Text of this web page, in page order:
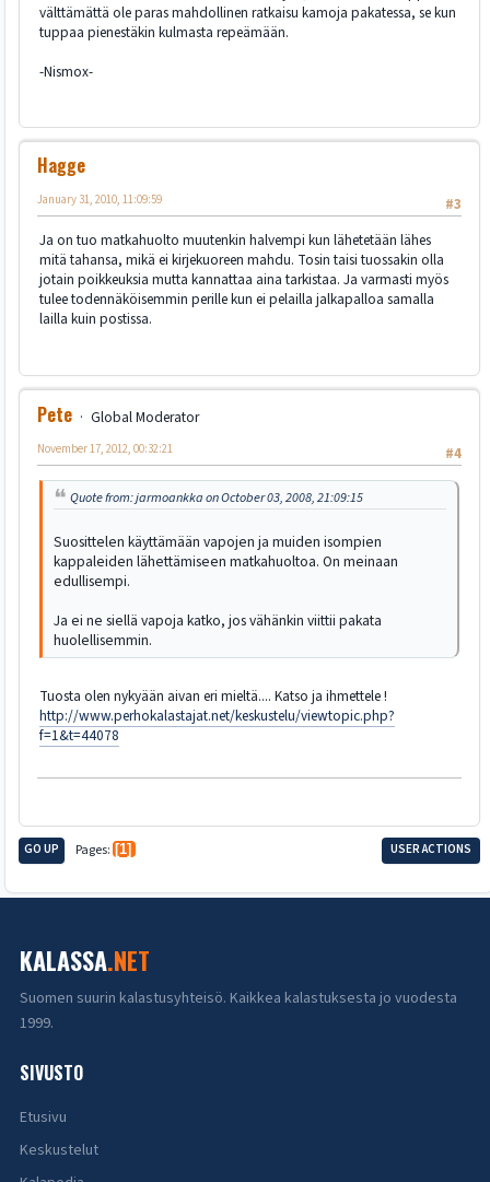
välttämättä ole paras mahdollinen ratkaisu kamoja pakatessa, se kun
tuppaa pienestäkin kulmasta repeämään.
-Nismox-
Hagge
#3
January 31, 2010, 11:09:59
Ja on tuo matkahuolto muutenkin halvempi kun lähetetään lähes
mitä tahansa, mikä ei kirjekuoreen mahdu. Tosin taisi tuossakin olla
jotain poikkeuksia mutta kannattaa aina tarkistaa. Ja varmasti myös
tulee todennäköisemmin perille kun ei pelailla jalkapalloa samalla
lailla kuin postissa.
Pete
Global Moderator
#4
November 17, 2012, 00:32:21
Quote from: jarmoankka on October 03, 2008, 21:09:15
Suosittelen käyttämään vapojen ja muiden isompien
kappaleiden lähettämiseen matkahuoltoa. On meinaan
edullisempi.
Ja ei ne siellä vapoja katko, jos vähänkin viittii pakata
huolellisemmin.
Tuosta olen nykyään aivan eri mieltä.... Katso ja ihmettele !
http://www.perhokalastajat.net/keskustelu/viewtopic.php?
f=1&t=44078
GO UP Pages 1 USER ACTIONS
KALASSA.NET
Suomen suurin kalastusyhteisö. Kaikkea kalastuksesta jo vuodesta
1999.
SIVUSTO
Etusivu
Keskustelut